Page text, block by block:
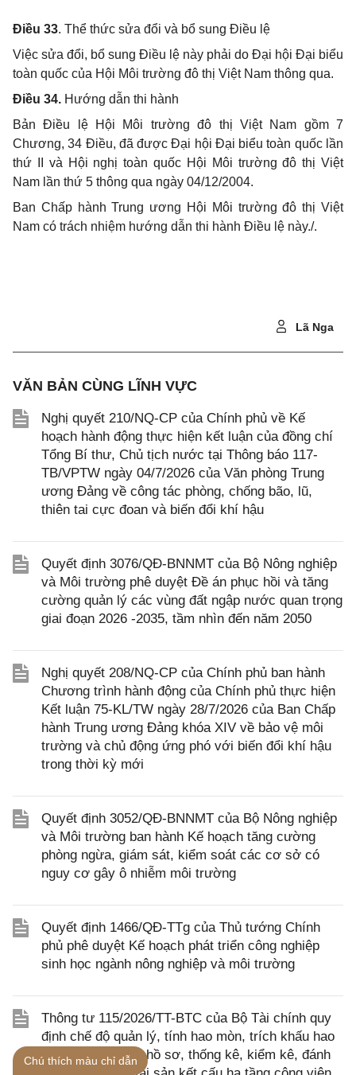
Điều 33. Thể thức sửa đổi và bổ sung Điều lệ
Việc sửa đổi, bổ sung Điều lệ này phải do Đại hội Đại biểu
toàn quốc của Hội Môi trường đô thị Việt Nam thông qua.
Điều 34. Hướng dẫn thi hành
Bản Điều lệ Hội Môi trường đô thị Việt Nam gồm 7
Chương, 34 Điều, đã được Đại hội Đại biểu toàn quốc lần
thứ II và Hội nghị toàn quốc Hội Môi trường đô thị Việt
Nam lần thứ 5 thông qua ngày 04/12/2004.
Ban Chấp hành Trung ương Hội Môi trường đô thị Việt
Nam có trách nhiệm hướng dẫn thi hành Điều lệ này./.
Lã Nga
VĂN BẢN CÙNG LĨNH VỰC
Nghị quyết 210/NQ-CP của Chính phủ về Kế
hoạch hành động thực hiện kết luận của đồng chí
Tổng Bí thư, Chủ tịch nước tại Thông báo 117-
TB/VPTW ngày 04/7/2026 của Văn phòng Trung
ương Đảng về công tác phòng, chống bão, lũ,
thiên tai cực đoan và biến đổi khí hậu
Quyết định 3076/QĐ-BNNMT của Bộ Nông nghiệp
và Môi trường phê duyệt Đề án phục hồi và tăng
cường quản lý các vùng đất ngập nước quan trọng
giai đoạn 2026 -2035, tầm nhìn đến năm 2050
Nghị quyết 208/NQ-CP của Chính phủ ban hành
Chương trình hành động của Chính phủ thực hiện
Kết luận 75-KL/TW ngày 28/7/2026 của Ban Chấp
hành Trung ương Đảng khóa XIV về bảo vệ môi
trường và chủ động ứng phó với biến đổi khí hậu
trong thời kỳ mới
Quyết định 3052/QĐ-BNNMT của Bộ Nông nghiệp
và Môi trường ban hành Kế hoạch tăng cường
phòng ngừa, giám sát, kiểm soát các cơ sở có
nguy cơ gây ô nhiễm môi trường
Quyết định 1466/QĐ-TTg của Thủ tướng Chính
phủ phê duyệt Kế hoạch phát triển công nghiệp
sinh học ngành nông nghiệp và môi trường
Thông tư 115/2026/TT-BTC của Bộ Tài chính quy
định chế độ quản lý, tính hao mòn, trích khấu hao
và hướng dẫn về hồ sơ, thống kê, kiểm kê, đánh
Chú thích màu chỉ dẫn